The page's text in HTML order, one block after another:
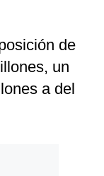
de
un
a del